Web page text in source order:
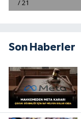
Son Haberler